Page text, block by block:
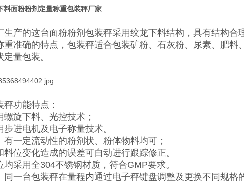
料面粉粉剂定量称重包装秤厂家
生产的这台面粉粉剂包装秤采用绞龙下料结构，具有结构合
重准确的特点，包装秤适合包装矿粉、石灰粉、尿素、肥料
量包装。
功能特点：
旋下料、光控技术；
进电机及电子称量技术。
有一定流动性的粉剂状、粉体物料均可；
料位变化造成的误差可自动进行跟踪修正。
采用全304不锈钢材质，符合GMP要求。
同一台包装秤在量程内通过电子秤键盘调整及更换不同规格